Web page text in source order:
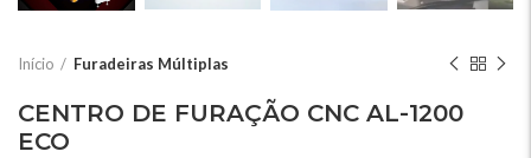
Início Furadeiras Múltiplas
CENTRO DE FURAÇÃO CNC AL-1200
ECO